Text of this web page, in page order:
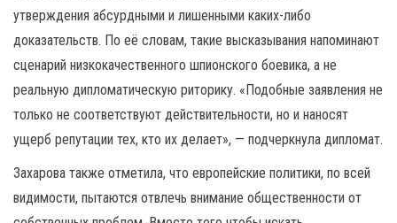
утверждения абсурдными и лишенными каких-либо
доказательств. По её словам, такие высказывания напоминают
сценарий низкокачественного шпионского боевика, а не
реальную дипломатическую риторику. «Подобные заявления не
только не соответствуют действительности, но и наносят
ущерб репутации тех, кто их делает», — подчеркнула дипломат.
Захарова также отметила, что европейские политики, по всей
видимости, пытаются отвлечь внимание общественности от